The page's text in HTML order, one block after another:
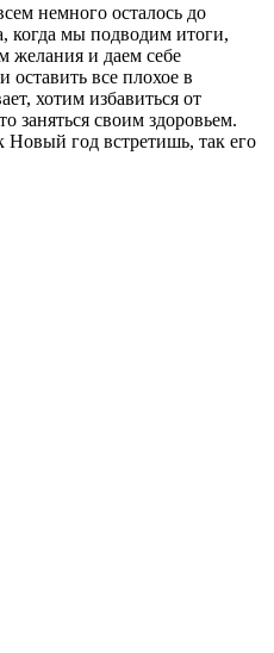
немного осталось до
когда мы подводим итоги,
желания и даем себе
оставить все плохое в
хотим избавиться от
заняться своим здоровьем.
год встретишь, так его